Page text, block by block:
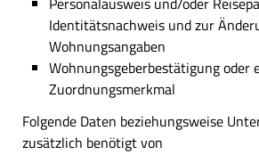
Identitätsnachweis und zur
Wohnungsangaben
Wohnungsgeberbestätigung oder
Zuordnungsmerkmal
Folgende Daten beziehungsweise
zusätzlich benötigt von